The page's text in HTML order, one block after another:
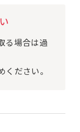
る場合は過
ださい。